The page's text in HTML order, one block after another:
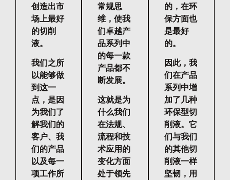
创造出市
场上最好
的切削
液。
我们之所
以能够做
到这一
点，是因
为我们了
解我们的
客户、我
们的产品
以及每一
项工作所
常规思
维，使我
们卓越产
品系列中
的每一款
产品都不
断发展。
这就是为
什么我们
在法规、
流程和技
术应用的
变化方面
处于领先
的，在环
保方面也
是最好
的。
因此，我
们在产品
系列中增
加了几种
环保型切
削液。它
们与我们
的其他切
削液一样
坚韧，用